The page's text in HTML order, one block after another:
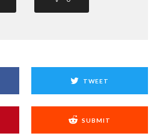
TWEET
SUBMIT